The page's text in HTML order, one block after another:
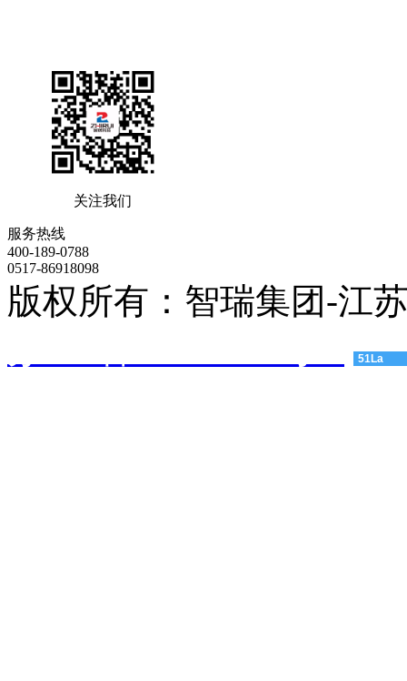
关注我们
服务热线
400-189-0788
0517-86918098
版权所有：智瑞集团-江
51La